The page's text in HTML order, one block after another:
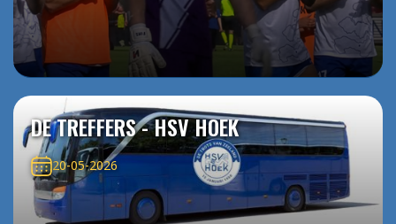
DE TREFFERS - HSV HOEK
20-05-2026